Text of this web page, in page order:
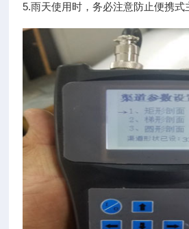
5.雨天使用时，务必注意防止便携式